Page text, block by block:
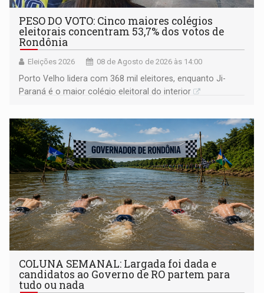
PESO DO VOTO: Cinco maiores colégios
eleitorais concentram 53,7% dos votos de
Rondônia
Eleições 2026 08 de Agosto de 2026 às 14:00
Porto Velho lidera com 368 mil eleitores, enquanto Ji-
Paraná é o maior colégio eleitoral do interior
COLUNA SEMANAL: Largada foi dada e
candidatos ao Governo de RO partem para
tudo ou nada